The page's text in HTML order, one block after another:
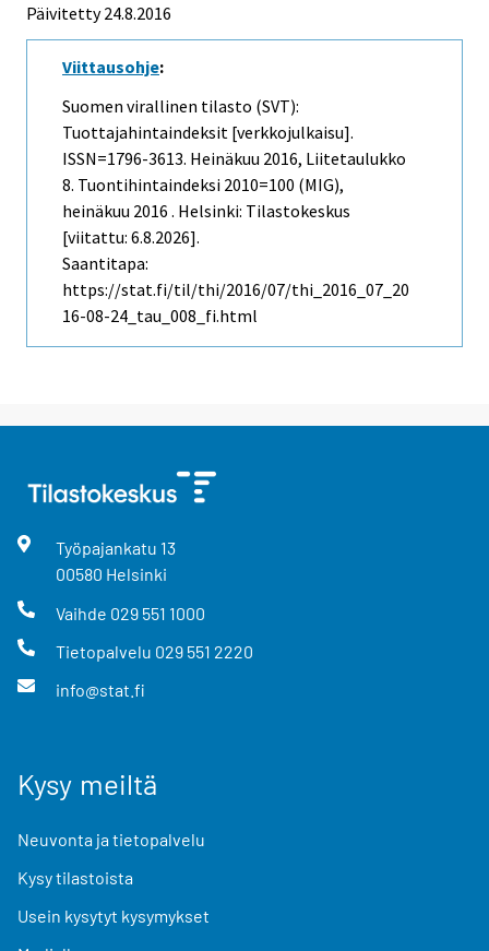
Päivitetty 24.8.2016
Viittausohje:
Suomen virallinen tilasto (SVT):
Tuottajahintaindeksit [verkkojulkaisu].
ISSN=1796-3613. Heinäkuu 2016, Liitetaulukko
8. Tuontihintaindeksi 2010=100 (MIG),
heinäkuu 2016 . Helsinki: Tilastokeskus
[viitattu: 6.8.2026].
Saantitapa:
https://stat.fi/til/thi/2016/07/thi_2016_07_20
16-08-24_tau_008_fi.html
Työpajankatu 13
00580 Helsinki
Vaihde 029 551 1000
Tietopalvelu 029 551 2220
info@stat.fi
Kysy meiltä
Neuvonta ja tietopalvelu
Kysy tilastoista
Usein kysytyt kysymykset